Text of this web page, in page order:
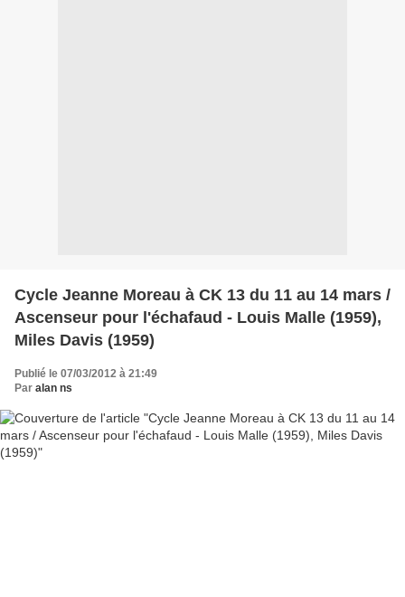
Cycle Jeanne Moreau à CK 13 du 11 au 14 mars /
Ascenseur pour l'échafaud - Louis Malle (1959),
Miles Davis (1959)
Publié le 07/03/2012 à 21:49
Par alan ns